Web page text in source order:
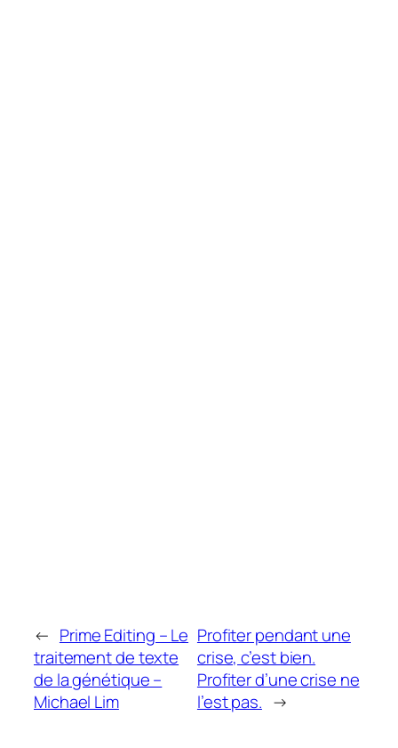
← Prime Editing – Le
traitement de texte
de la génétique –
Michael Lim
Profiter pendant une
crise, c’est bien.
Profiter d’une crise ne
l’est pas. →